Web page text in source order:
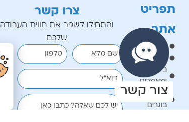
תפריט
אתר
עמוד הבית
אודות
בלוג
ומאמרים
עבודות
בוגרים
צרו קשר
והתחילו לשפר את חווית העבודה
שלכם
שם מלא טלפון
דוא"ל
יש לכם שאלה? כתבו כאן
צור קשר